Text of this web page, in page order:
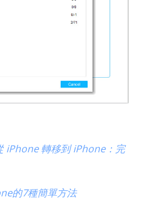
iPhone 轉移到 iPhone：完
的7種簡單方法